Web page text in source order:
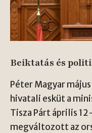
Beiktatás és
Péter Magyar
hivatali esküt a
Tisza Párt április
megváltozott az